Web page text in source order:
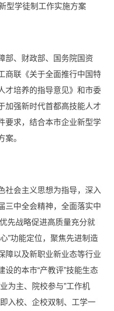
型学徒制 工作实施方案
部、财政部、国务院国资
商联《关于全面推行中国特
才培养的指导意见》和市委
加强新时代首都高技能人才
要求，结合本市企业新型学
案。
社会主义思想为指导，深入
三中全会精神，全面落实中
先战略促进高质量充分就
”功能定位，聚焦先进制造
障以及新职业新业态等行业
设的本市“产教评”技能生态
为主、院校参与”工作机
入校、企校双制、工学一